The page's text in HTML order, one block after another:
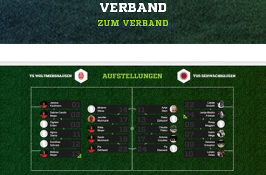
ERBAND
ZUM VERBAND